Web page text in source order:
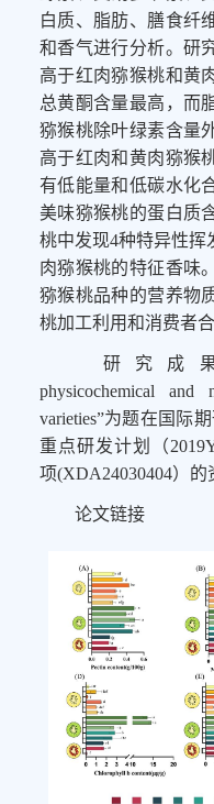
白质、脂肪、膳食纤
和香气进行分析。 研
高于红肉猕猴桃和黄
总黄酮含量最高 ， 而
猕猴桃除叶绿素含量
高于红肉和黄肉猕猴
有低能量和低碳水化
美味猕猴桃的蛋白质
桃中发现4种特异性挥
肉猕猴桃的特征香味。
猕猴桃品种的营养物
桃加工利用和消费者
研究成
physicochemical
varieties”为题在 国际期
重点研发计划（
项(XDA24030404）的
论文链接